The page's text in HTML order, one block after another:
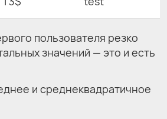
пользователя резко
значений — это и есть
и среднеквадратичное